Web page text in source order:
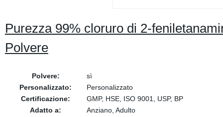
Purezza 99% cloruro di 2-
Polvere
Polvere:
sì
Personalizzato:
Personalizzato
Certificazione:
GMP, HSE, ISO 9001, USP, BP
Adatto a:
Anziano, Adulto